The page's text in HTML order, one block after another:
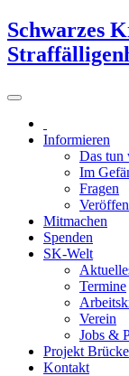
Schwarzes
Informieren
Das tun
Im
Fragen
Mitmachen
Spenden
SK-Welt
Termine
Verein
Jobs &
Projekt
Kontakt